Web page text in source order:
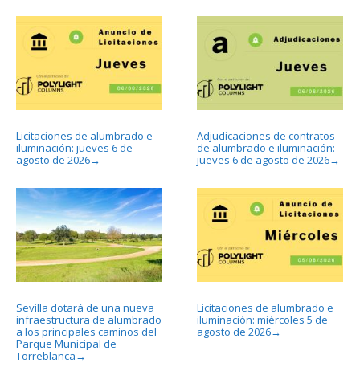
Licitaciones de alumbrado e
iluminación: jueves 6 de
agosto de 2026→
Adjudicaciones de contratos
de alumbrado e iluminación:
jueves 6 de agosto de 2026→
Sevilla dotará de una nueva
infraestructura de alumbrado
a los principales caminos del
Parque Municipal de
Torreblanca →
Licitaciones de alumbrado e
iluminación: miércoles 5 de
agosto de 2026→